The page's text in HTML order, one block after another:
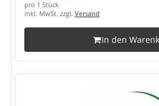
pro 1 Stück
inkl. MwSt. zzgl. Versand
In den